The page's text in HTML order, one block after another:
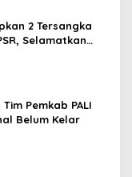
2 Tersangka
Selamatkan
Pemkab PALI
Belum Kelar